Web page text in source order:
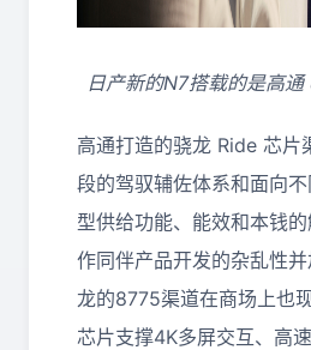
日产新的N7搭载的是高
高通打造的骁龙 Ride 芯片
段的驾驭辅佐体系和面向
型供给功能、能效和本钱
作同伴产品开发的杂乱性
龙的8775渠道在商场上也
芯片支撑4K多屏交互、高